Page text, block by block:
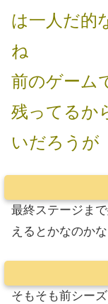
は一人だ的
ね
前のゲーム
残ってるか
いだろうが
最終ステージま
えるとかなのかな
そもそも前シー